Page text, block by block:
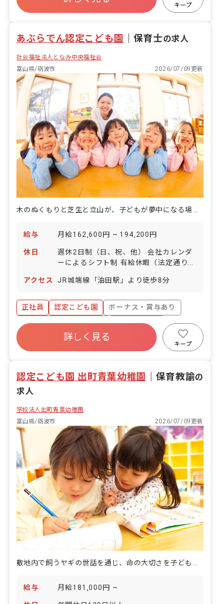
キープ
あぶらでん認定こども園 保育士の求人
社会福祉法人となみ中央福祉会
富山県/砺波市
2026/07/09更新
木のぬくもりと芝生と立山が、子どもが夢中になる場所をつくる。
給与 月給162,600円 ~ 194,200円
休日
週休2日制（日、祝、他） 会社カレンダ
ーによるシフト制 有給休暇（法定通り）
日
アクセス JR城端線「油田駅」より徒歩8分
正社員 認定こども園
ボーナス・賞与あり
寮・住宅・家賃補助あり
社会保険完備
福利厚生充実
退職金制度
詳しく見る
キープ
認定こども園 出町青葉幼稚園 保育教諭の
求人
学校法人出町青葉幼稚園
富山県/砺波市
2026/07/09更新
敷地内で飼うヤギの世話を通じ、命の大切さを子どもと一緒に学べる、100年続く認定こども園です。
給与 月給181,000円 ~